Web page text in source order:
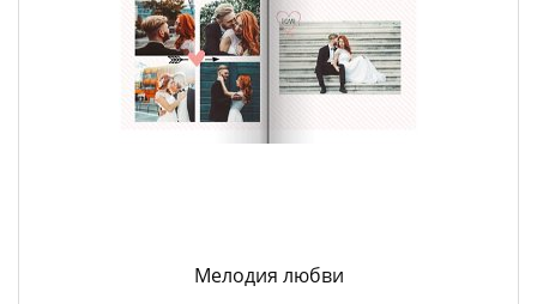
Мелодия любви